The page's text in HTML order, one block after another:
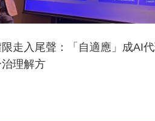
走入尾聲：「自適應」成AI
理解方